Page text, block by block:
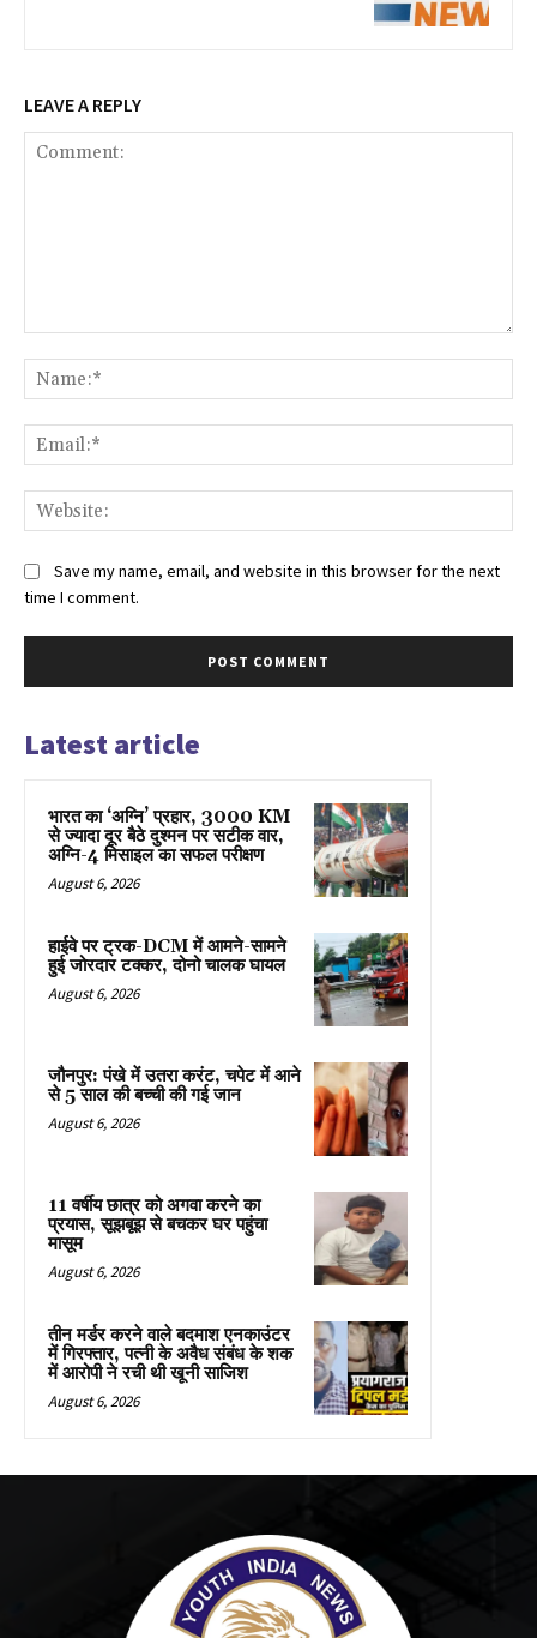
LEAVE A REPLY
Save my name, email, and website in this browser for the next
time I comment.
Latest article
भारत का ‘अग्नि’ प्रहार, 3000 KM
से ज्यादा दूर बैठे दुश्मन पर सटीक वार,
अग्नि-4 मिसाइल का सफल परीक्षण
August 6, 2026
हाईवे पर ट्रक-DCM में आमने-सामने
हुई जोरदार टक्कर, दोनो चालक घायल
August 6, 2026
जौनपुर: पंखे में उतरा करंट, चपेट में आने
से 5 साल की बच्ची की गई जान
August 6, 2026
11 वर्षीय छात्र को अगवा करने का
प्रयास, सूझबूझ से बचकर घर पहुंचा
मासूम
August 6, 2026
तीन मर्डर करने वाले बदमाश एनकाउंटर
में गिरफ्तार, पत्नी के अवैध संबंध के शक
में आरोपी ने रची थी खूनी साजिश
August 6, 2026